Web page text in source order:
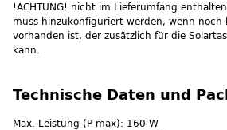
!ACHTUNG! nicht im Lieferumfang
muss hinzukonfiguriert werden, wenn noch
vorhanden ist, der zusätzlich für die
kann.
Technische Daten und
Max. Leistung (P max): 160 W